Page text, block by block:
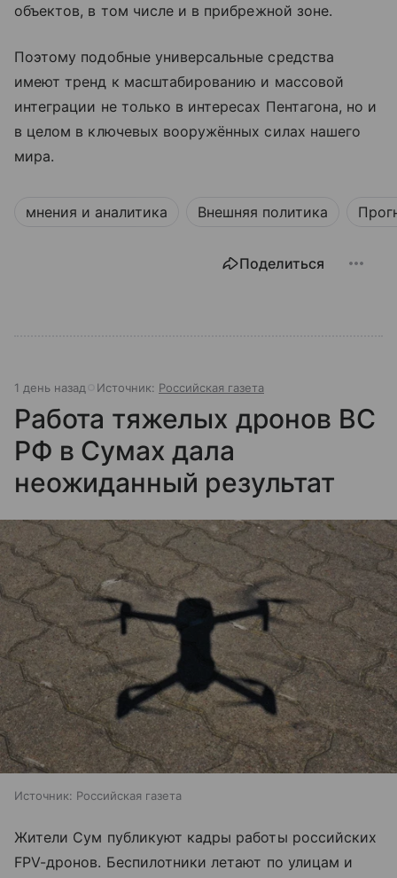
объектов, в том числе и в прибрежной зоне.
Поэтому подобные универсальные средства
имеют тренд к масштабированию и массовой
интеграции не только в интересах Пентагона, но и
в целом в ключевых вооружённых силах нашего
мира.
мнения и аналитика Внешняя политика
Поделиться
1 день назад Источник: Российская газета
Работа тяжелых дронов ВС
РФ в Сумах дала
неожиданный результат
Источник: Российская газета
Жители Сум публикуют кадры работы российских
FPV-дронов. Беспилотники летают по улицам и